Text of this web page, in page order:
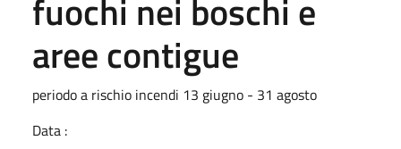
fuochi nei boschi e
aree contigue
periodo a rischio incendi 13 giugno - 31 agosto
Data :